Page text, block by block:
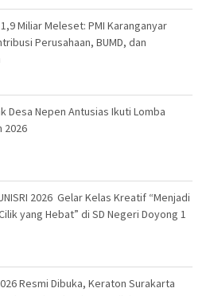
Miliar Meleset: PMI Karanganyar
Perusahaan, BUMD, dan
Desa Nepen Antusias Ikuti Lomba
2026
2026 Gelar Kelas Kreatif “Menjadi
yang Hebat” di SD Negeri Doyong 1
Resmi Dibuka, Keraton Surakarta